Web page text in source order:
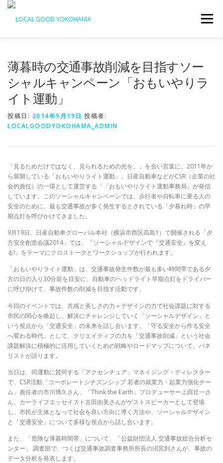
メニュー
薄暮時の交通事故削減を目指すソー
シャルキャンペーン「おもいやりラ
イト運動」
投稿日: 2014年9月19日 投稿者:
LOCALGOODYOKOHAMA_ADMIN
「見るためだけではなく、見られるための光を。」を合い言葉に、2011年か
ら展開している「おもいやりライト運動」。日産自動車などがCSR（企業の社
会的責任）の一環として運営する「「おもいやりライト運動事務局」が発信
しています。このソーシャルキャンペーンでは、歩行者や自転車に乗る人の
安全のために、最も交通事故が多く発生するとされている「夕暮れ時」の早
期点灯を呼びかけてきました。
9月19日、日産自動車グローバル本社（横浜市西区高島1）で開催される「夕
方安全創造会議2014」では、「ソーシャルデザインで『交通安全』を変え
る!」をテーマにクロストークとワークショップが行われます。
「おもいやりライト運動」は、交通事故発生件数が最も多い時間帯である夕
方の日の入り30分前を目安に、自動車のヘッドライト早期点灯をドライバー
に呼び掛けて、事故件数の削減を目指す活動です。
今回のイベントでは、共感と美しさの力＝デザインの力で社会課題に対する
市民の関心を喚起し、解決にチャレンジしていく「ソーシャルデザイン」と
いう視点から「交通安全」の未来を話し合います。「守る安全から作る安全
へ変わる時代」として、クリエイティブの力を「交通事故削減」という社会
課題解決に積極的に活用していくための戦略やロードマップについて、パネ
リストが語ります。
当日は、同運動に賛同する「アクセンチュア」マネイジング・ディレクター
で、CSR活動「コーポレートシチズンシップ 若者の就業力・起業力強化チー
ム」責任者の市川博久さん、「Think the Earth」プロデューサー上田壮一さ
ん、カーライフエッセイスト吉田由美さんがゲストスピーカーとして登場
し、市民が主体となって社会を良い方向に導く方法や、ソーシャルデザイン
と「交通安全」について多様な視点から話し合います。
また、「危険な薄暮時間帯」について、「公益財団法⼈ 交通事故総合分析セ
ンター」 調査部で、つくば交通事故調査事務所所⻑の沼尻到さんが、事故の
データ分析を発表します。